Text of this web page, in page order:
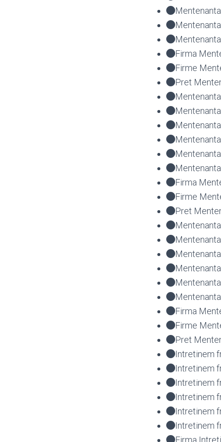
Firma
Firme
Pret
Firma
Firme
Pret
Firma
Firme
Pret
Intretinem
Intretinem
Intretinem
Intretinem
Intretinem
Intretinem
Firma